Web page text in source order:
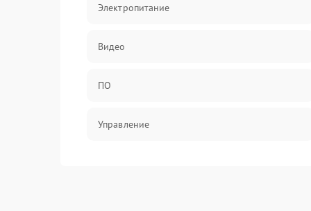
Электропитание
Видео
ПО
Управление